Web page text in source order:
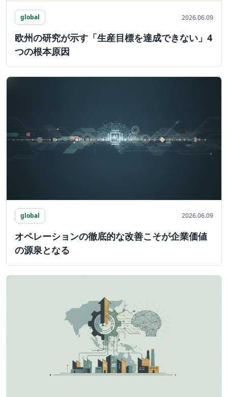
global 2026.06.09
欧州の研究が示す「生産目標を達成できない」4
つの根本原因
global 2026.06.09
オペレーションの徹底的な改善こそが企業価値
の源泉となる